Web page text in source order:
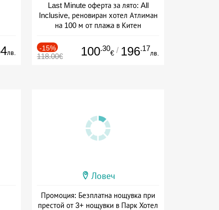
лв.
Last Minute оферта за лято: All
Inclusive, реновиран хотел Атлиман
на 100 м от плажа в Китен
-15%
118.00€ 100.30
€ / 196.17
лв.
Ловеч
Промоция: Безплатна нощувка при
престой от 3+ нощувки в Парк Хотел